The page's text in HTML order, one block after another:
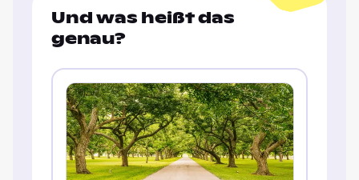
Und was heißt das
genau?